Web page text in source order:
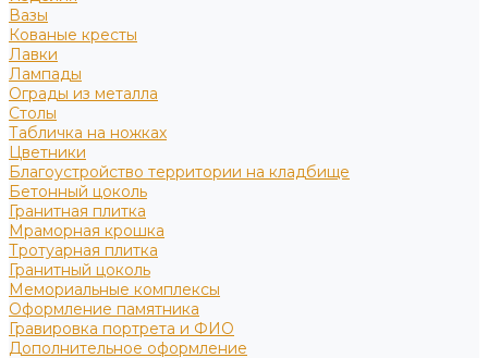
Вазы
Кованые кресты
Лавки
Лампады
Ограды из металла
Столы
Табличка на ножках
Цветники
Благоустройство территории на кладбище
Бетонный цоколь
Гранитная плитка
Мраморная крошка
Тротуарная плитка
Гранитный цоколь
Мемориальные комплексы
Оформление памятника
Гравировка портрета и ФИО
Дополнительное оформление